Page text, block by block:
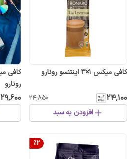
کافی میکس 1×3 اینتنسو رونارو
۲۴٬۱۰۰ ۲۴٬۸۵۰
افزودن به سبد
رونارو
۲۹٬۶۰۰
%2